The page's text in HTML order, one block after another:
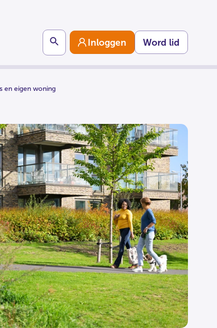
Search Inloggen Word lid
en eigen woning